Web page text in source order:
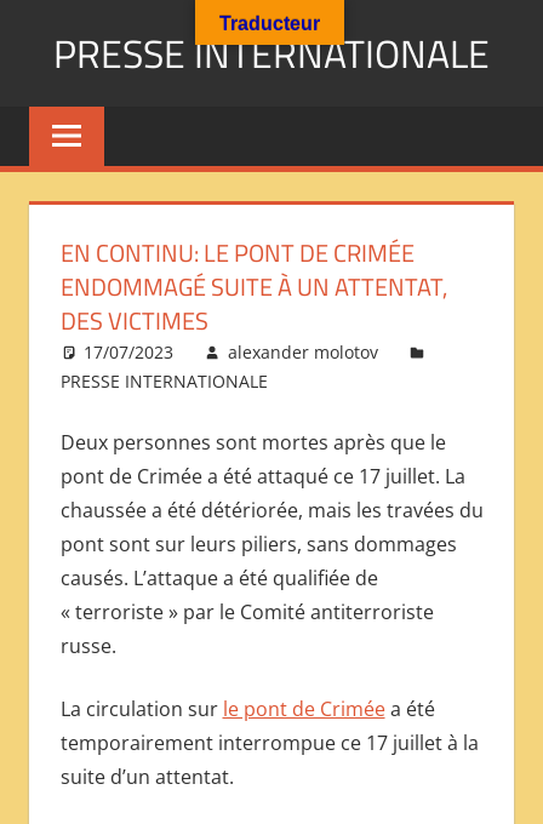
PRESSE INTERNATIONALE
Presse
Internationale
Géopolitique
Immigration
Société
Emploi
Economie
Géostratégie-
PRESS
REVIEW
——
ОБЗОР
МЕЖДУНАРОДНОЙ
ПРЕССЫ
EN CONTINU: LE PONT DE CRIMÉE
ENDOMMAGÉ SUITE À UN ATTENTAT,
DES VICTIMES
17/07/2023
alexander molotov
PRESSE INTERNATIONALE
Deux personnes sont mortes après que le
pont de Crimée a été attaqué ce 17 juillet. La
chaussée a été détériorée, mais les travées du
pont sont sur leurs piliers, sans dommages
causés. L’attaque a été qualifiée de
« terroriste » par le Comité antiterroriste
russe.
La circulation sur le pont de Criméea été
temporairement interrompue ce 17 juillet à la
suite d’un attentat.
Traducteur